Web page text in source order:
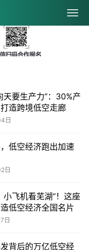
天要生产力”：30%产
造跨境低空走廊
日
低空经济跑出加速
日
小飞机看芜湖”！这座
低空经济全国名片
日
背后的万亿低空经